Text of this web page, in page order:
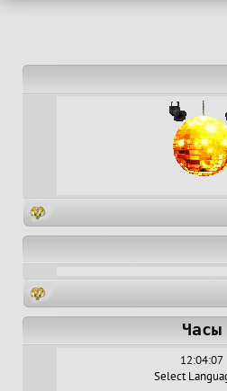
Часы
12:04:07
Select